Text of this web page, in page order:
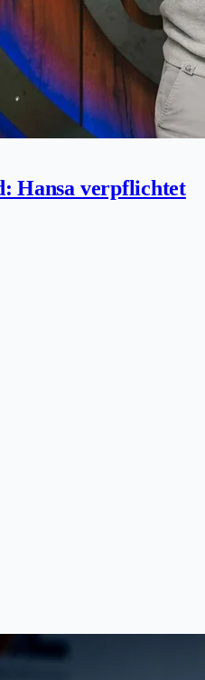
Hansa verpflichtet